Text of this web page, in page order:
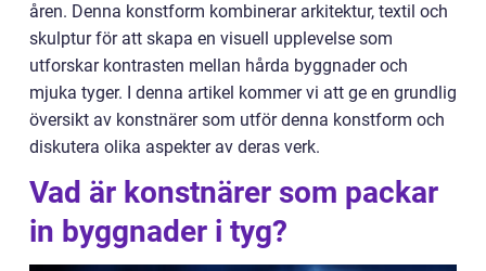
åren. Denna konstform kombinerar arkitektur, textil och
skulptur för att skapa en visuell upplevelse som
utforskar kontrasten mellan hårda byggnader och
mjuka tyger. I denna artikel kommer vi att ge en grundlig
översikt av konstnärer som utför denna konstform och
diskutera olika aspekter av deras verk.
Vad är konstnärer som packar
in byggnader i tyg?